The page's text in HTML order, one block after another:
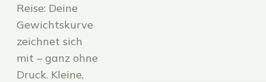
Reise: Deine
Gewichtskurve
zeichnet sich
mit – ganz ohne
Druck. Kleine,